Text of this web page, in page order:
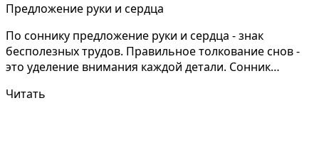
Предложение руки и сердца
По соннику предложение руки и сердца - знак
бесполезных трудов. Правильное толкование снов -
это уделение внимания каждой детали. Сонник
Читать